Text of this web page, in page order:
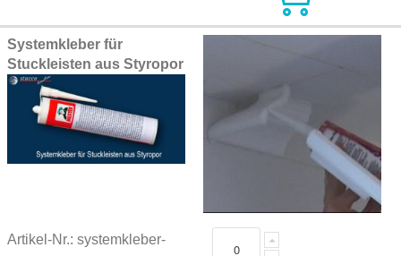
Systemkleber für
Stuckleisten aus Styropor
Artikel-Nr.: systemkleber-